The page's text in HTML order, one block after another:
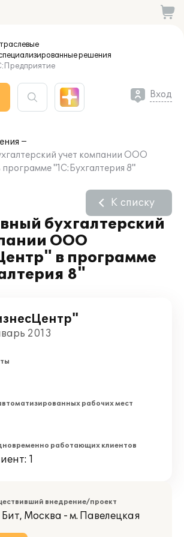
решения
Вход
учет компании ООО
"1С:Бухгалтерия 8"
бухгалтерский
ООО
в программе
8"
К списку
2013
рабочих мест
работающих клиентов
1
внедрение/проект
Москва - м. Павелецкая